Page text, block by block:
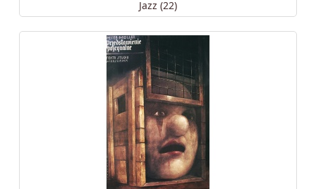
Jazz (22)